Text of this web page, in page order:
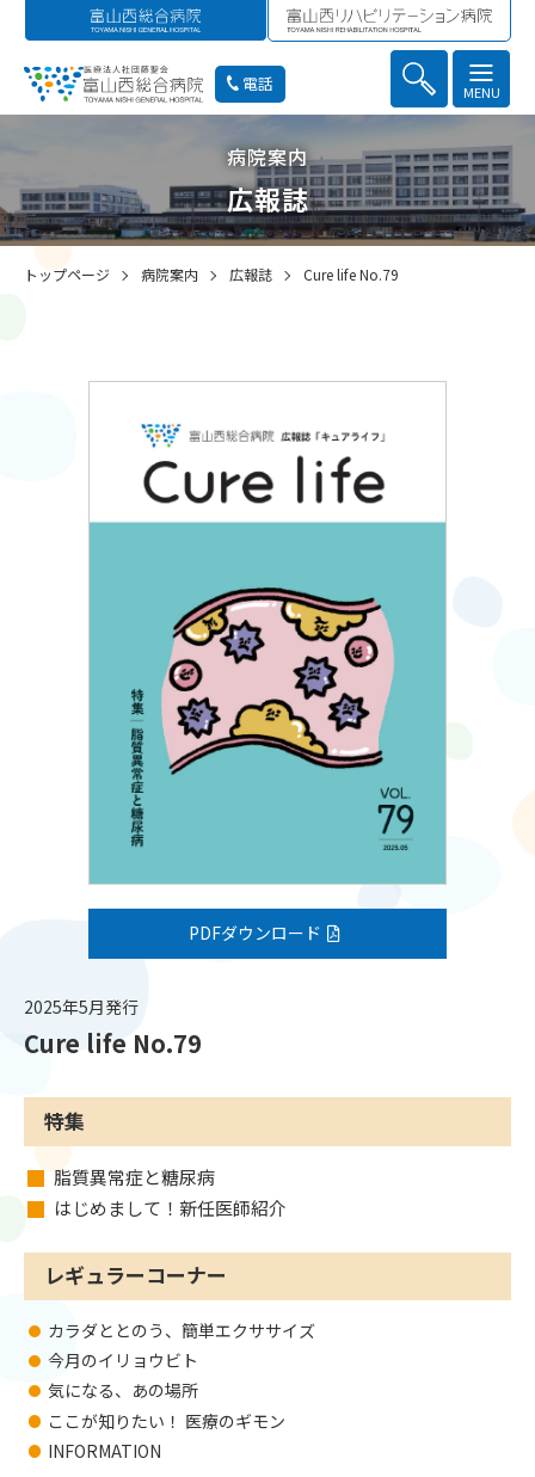
MENU
電話
病院案内
広報誌
トップページ 病院案内 広報誌 Cure life No.79
PDFダウンロード
2025年5月発行
Cure life No.79
特集
脂質異常症と糖尿病
はじめまして！新任医師紹介
レギュラーコーナー
カラダととのう、簡単エクササイズ
今月のイリョウビト
気になる、あの場所
ここが知りたい！ 医療のギモン
INFORMATION